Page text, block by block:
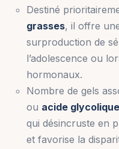
Destiné
grasses, il offre
surproduction de
l’adolescence ou
hormonaux.
Nombre de gels
ou acide glycolique
qui désincruste en
et favorise la